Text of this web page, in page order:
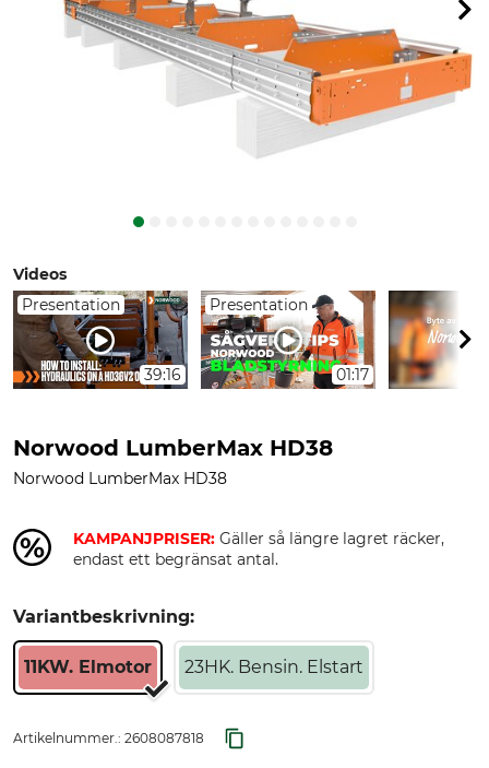
Videos
Presentation
39:16
Presentation
01:17
Norwood LumberMax HD38
Norwood LumberMax HD38
KAMPANJPRISER: Gäller så längre lagret räcker,
endast ett begränsat antal.
Variantbeskrivning:
11KW. Elmotor 23HK. Bensin. Elstart
Artikelnummer.: 2608087818